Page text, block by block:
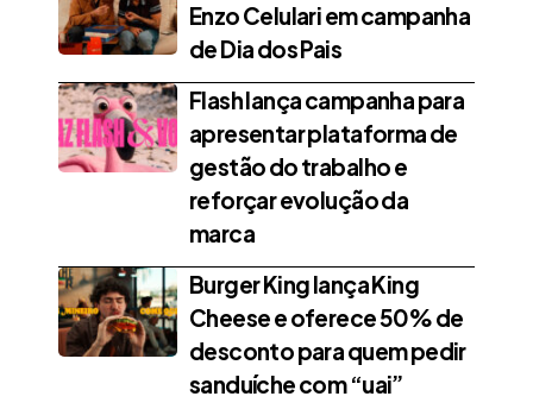
Enzo Celulari em campanha
de Dia dos Pais
Flash lança campanha para
apresentar plataforma de
gestão do trabalho e
reforçar evolução da
marca
Burger King lança King
Cheese e oferece 50% de
desconto para quem pedir
sanduíche com “uai”